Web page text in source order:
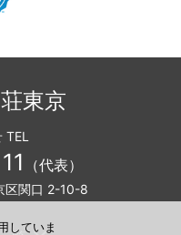
東京
区関口 2-10-8
（代表）
していま